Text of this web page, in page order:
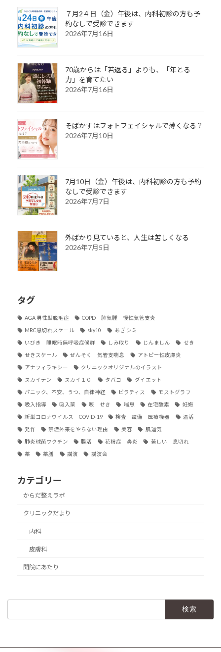
７月2４日（金）午後は、内科初診の方も予
約なしで受診できます
2026年7月16日
70歳からは「若返る」よりも、「年とる
力」を育てたい
2026年7月16日
そばかすはフォトフェイシャルで薄くなる？
2026年7月10日
7月10日（金）午後は、内科初診の方も予約
なしで受診できます
2026年7月7日
外ばかり見ていると、人生は苦しくなる
2026年7月5日
タグ
AGA 男性型脱毛症 COPD 肺気腫 慢性気管支炎
MRC息切れスケール sky10 あざ シミ
いびき 睡眠時無呼吸症候群 しみ取り じんましん せき
せきスケール ぜんそく 気管支喘息 アトピー性皮膚炎
アナフィラキシー クリニックオリジナルのイラスト
スカイテン スカイ１０ タバコ ダイエット
パニック、不安、うつ、自律神経 ピラティス モストグラフ
吸入指導 吸入薬 咳 せき 喘息 在宅酸素 妊娠
新型コロナウイルス COVID-19 検査 設備 医療機器 温活
発作 禁煙外来をやらない理由 美容 肌運気
肺炎球菌ワクチン 腸活 花粉症 鼻炎 苦しい 息切れ
薬 薬膳 講演 講演会
カテゴリー
からだ整えラボ
クリニックだより
内科
皮膚科
開院にあたり